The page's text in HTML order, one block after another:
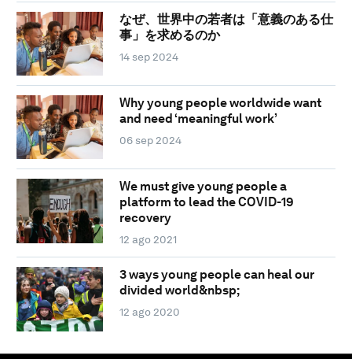
なぜ、世界中の若者は「意義のある仕
事」を求めるのか
14 sep 2024
Why young people worldwide want
and need ‘meaningful work’
06 sep 2024
We must give young people a
platform to lead the COVID-19
recovery
12 ago 2021
3 ways young people can heal our
divided world&nbsp;
12 ago 2020